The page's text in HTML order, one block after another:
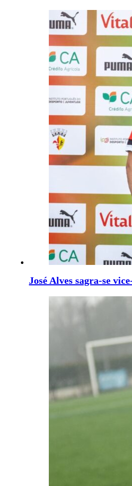
José Alves sagra-se